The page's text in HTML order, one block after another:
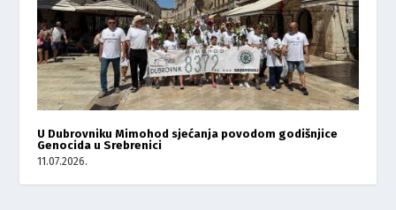
U Dubrovniku Mimohod sjećanja povodom godišnjice
Genocida u Srebrenici
11.07.2026.